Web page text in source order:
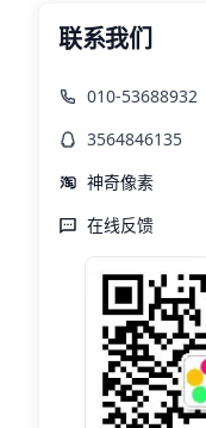
联系我们
010-53688932
3564846135
神奇像素
在线反馈